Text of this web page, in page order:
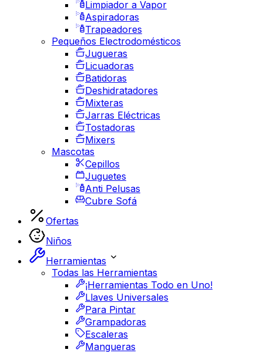
Limpiador a Vapor
Aspiradoras
Trapeadores
Pequeños Electrodomésticos
Jugueras
Licuadoras
Batidoras
Deshidratadores
Mixteras
Jarras Eléctricas
Tostadoras
Mixers
Mascotas
Cepillos
Juguetes
Anti Pelusas
Cubre Sofá
Ofertas
Niños
Herramientas
Todas las Herramientas
¡Herramientas Todo en Uno!
Llaves Universales
Para Pintar
Grampadoras
Escaleras
Mangueras